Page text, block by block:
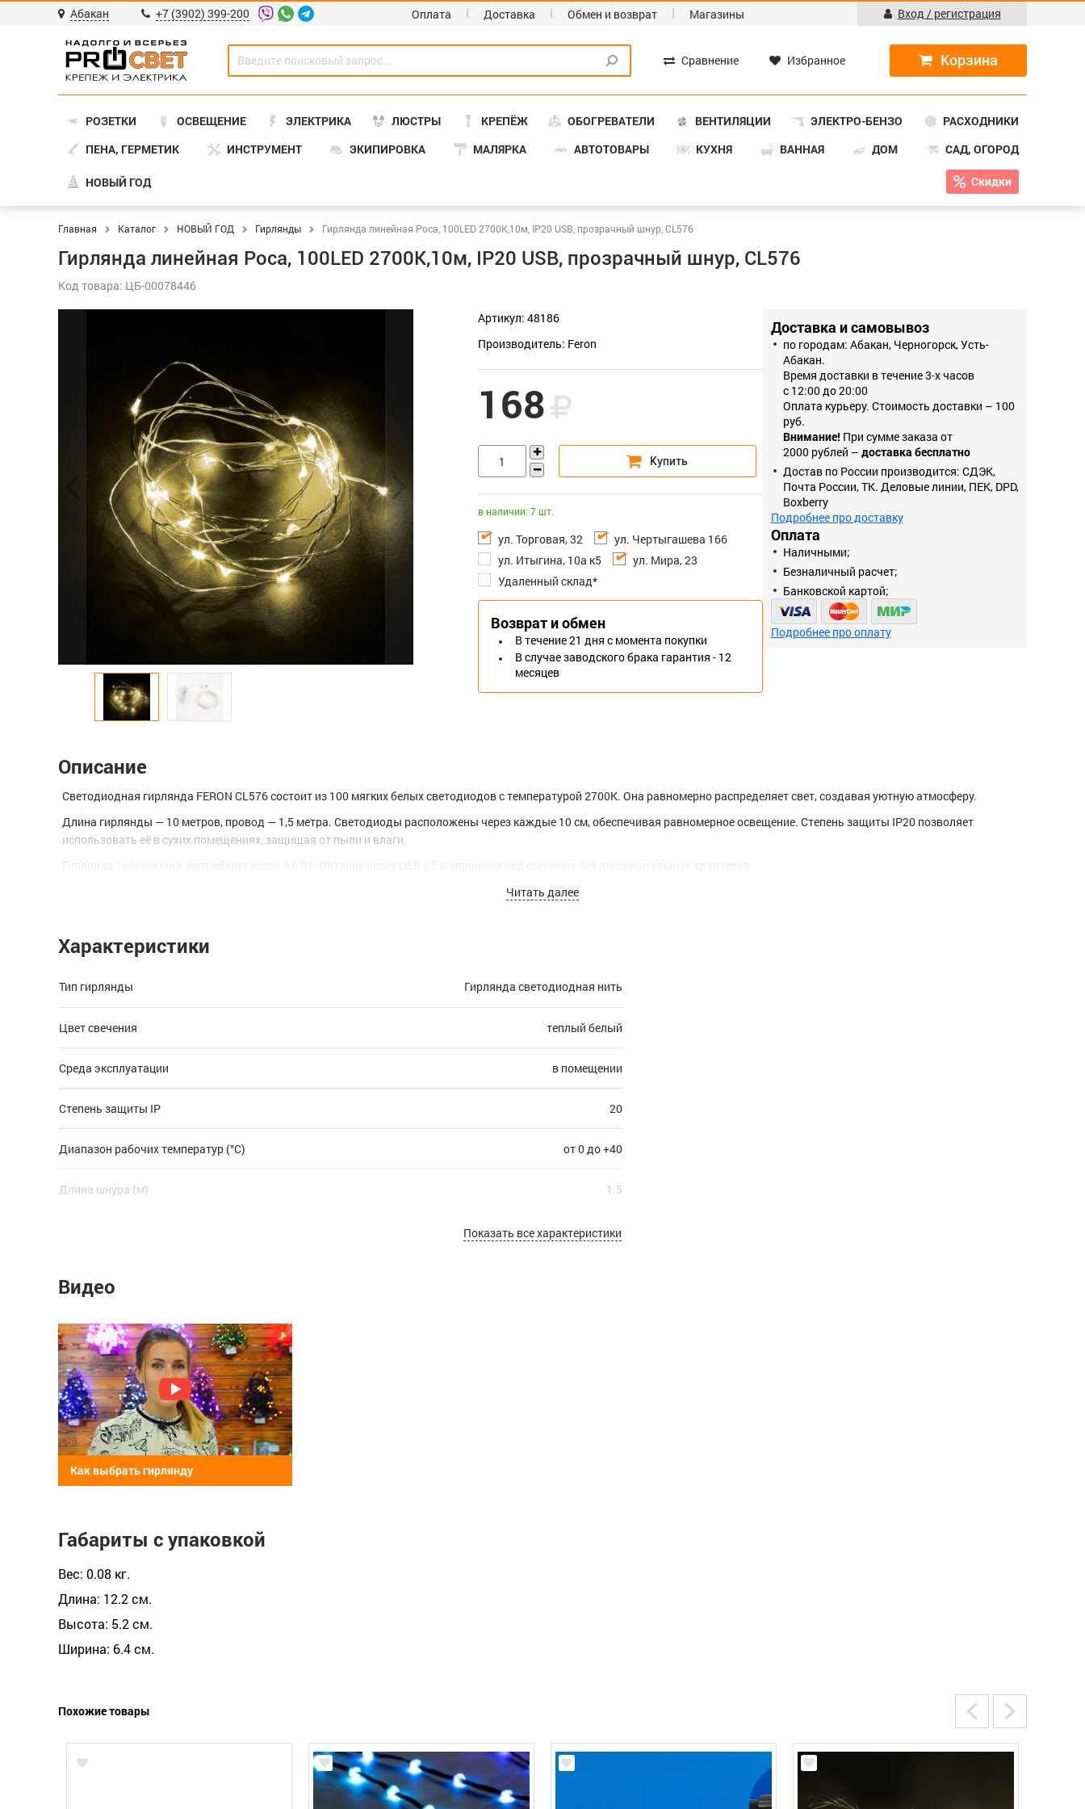
Абакан +7 (3902) 399-200 Оплата Доставка Обмен и возврат Магазины Вход / регистрация
Сравнение Избранное
РОЗЕТКИ ОСВЕЩЕНИЕ ЭЛЕКТРИКА ЛЮСТРЫ КРЕПЁЖ ОБОГРЕВАТЕЛИ ВЕНТИЛЯЦИИ ЭЛЕКТРО-БЕНЗО
РАСХОДНИКИ
ПЕНА, ГЕРМЕТИК
ИНСТРУМЕНТ ЭКИПИРОВКА МАЛЯРКА АВТОТОВАРЫ КУХНЯ ВАННАЯ ДОМ САД, ОГОРОД
НОВЫЙ ГОД Скидки
Главная Каталог НОВЫЙ ГОД Гирлянды Гирлянда линейная Роса, 100LED 2700K,10м, IP20 USB, прозрачный шнур, CL576
Гирлянда линейная Роса, 100LED 2700K,10м, IP20 USB, прозрачный шнур, CL576
Код товара: ЦБ-00078446
Артикул: 48186
Производитель: Feron
168
в наличии: 7 шт.
ул. Торговая, 32
ул. Чертыгашева 166
ул. Итыгина, 10а к5
ул. Мира, 23
Удаленный склад*
Возврат и обмен
В течение 21 дня с момента покупки
В случае заводского брака гарантия - 12
месяцев
Доставка и самовывоз
по городам: Абакан, Черногорск, Усть-
Абакан.
Время доставки в течение 3-х часов
с 12:00 до 20:00
Оплата курьеру. Стоимость доставки – 100
руб.
Внимание! При сумме заказа от
2000 рублей – доставка бесплатно
Достав по России производится: СДЭК,
Почта России, ТК. Деловые линии, ПЕК, DPD,
Boxberry
Подробнее про доставку
Оплата
Наличными;
Безналичный расчет;
Банковской картой;
Подробнее про оплату
Описание
Светодиодная гирлянда FERON CL576 состоит из 100 мягких белых светодиодов с температурой 2700K. Она равномерно распределяет свет, создавая уютную атмосферу.
Длина гирлянды — 10 метров, провод — 1,5 метра. Светодиоды расположены через каждые 10 см, обеспечивая равномерное освещение. Степень защиты IP20 позволяет
использовать её в сухих помещениях, защищая от пыли и влаги.
Гирлянда экономична: потребляет всего 3,6 Вт. Питание через USB с 5 В упрощает подключение без дополнительных адаптеров.
FERON CL576 идеально подходит для создания праздничной обстановки как в жилых, так и в коммерческих интерьерах.
Читать далее
Характеристики
Тип гирлянды Гирлянда светодиодная нить
Цвет свечения теплый белый
Среда эксплуатации в помещении
Степень защиты IP 20
Диапазон рабочих температур (°C) от 0 до +40
Длина шнура (м) 1.5
3,6 Вт
Цвет нити гирлянды
Показать все характеристики
Видео
Как выбрать гирлянду
Габариты с упаковкой
Вес: 0.08 кг.
Длина: 12.2 см.
Высота: 5.2 см.
Ширина: 6.4 см.
Похожие товары